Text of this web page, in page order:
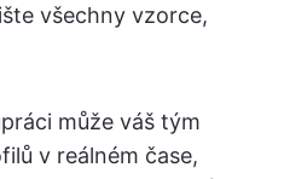
všechny vzorce,
může váš tým
v reálném čase,